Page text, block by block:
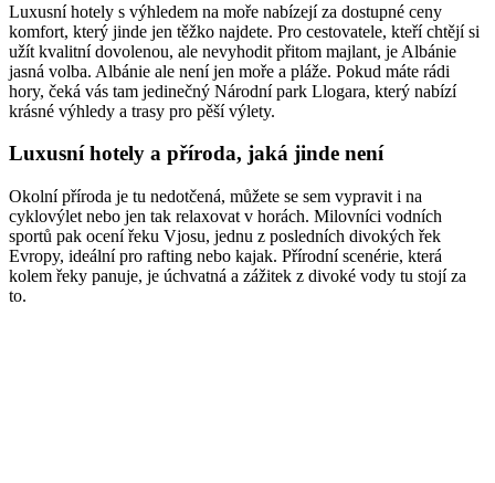
Luxusní hotely s výhledem na moře nabízejí za dostupné ceny
komfort, který jinde jen těžko najdete. Pro cestovatele, kteří chtějí si
užít kvalitní dovolenou, ale nevyhodit přitom majlant, je Albánie
jasná volba. Albánie ale není jen moře a pláže. Pokud máte rádi
hory, čeká vás tam jedinečný Národní park Llogara, který nabízí
krásné výhledy a trasy pro pěší výlety.
Luxusní hotely a příroda, jaká jinde není
Okolní příroda je tu nedotčená, můžete se sem vypravit i na
cyklovýlet nebo jen tak relaxovat v horách. Milovníci vodních
sportů pak ocení řeku Vjosu, jednu z posledních divokých řek
Evropy, ideální pro rafting nebo kajak. Přírodní scenérie, která
kolem řeky panuje, je úchvatná a zážitek z divoké vody tu stojí za
to.